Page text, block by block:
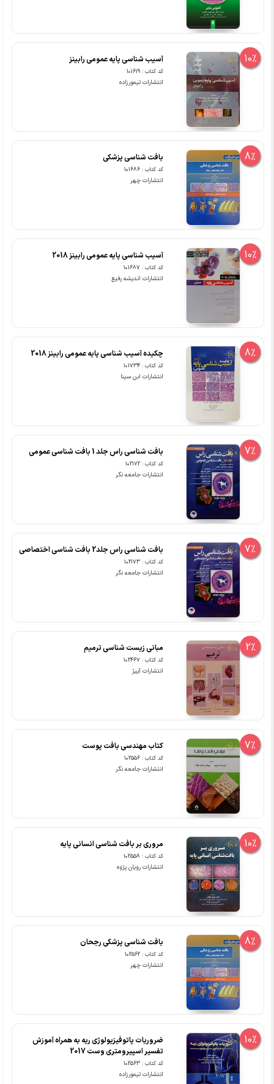
10% آسیب شناسی پایه عمومی رابینز
کد کتاب : 101619
انتشارات تیمورزاده
8% بافت شناسی پزشکی
کد کتاب : 101686
انتشارات چهر
10% آسیب شناسی پایه عمومی رابینز 2018
کد کتاب : 101687
انتشارات اندیشه رفیع
8% چکیده آسیب شناسی پایه عمومی رابینز 2018
کد کتاب : 101734
انتشارات ابن سینا
7% بافت شناسی راس جلد 1 بافت شناسی عمومی
کد کتاب : 102172
انتشارات جامعه نگر
7% بافت شناسی راس جلد2 بافت شناسی اختصاصی
کد کتاب : 102173
انتشارات جامعه نگر
2% مبانی زیست شناسی ترمیم
کد کتاب : 102467
انتشارات آییژ
7% کتاب مهندسی بافت پوست
کد کتاب : 102556
انتشارات جامعه نگر
10% مروری بر بافت شناسی انسانی پایه
کد کتاب : 102558
انتشارات رویان پژوه
8% بافت شناسی پزشکی رجحان
کد کتاب : 102562
انتشارات چهر
10%
ضروریات پاتوفیزیولوژی ریه به همراه آموزش
تفسیر اسپیرومتری وست 2017
کد کتاب : 102563
انتشارات تیمورزاده